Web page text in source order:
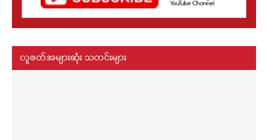
လူဖတ်အများဆုံး သတင်းများ